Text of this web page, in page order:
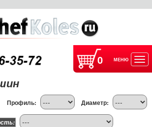
0 МЕНЮ
Профиль: Диаметр: